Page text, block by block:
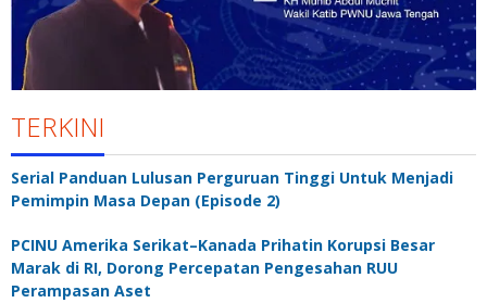
TERKINI
Serial Panduan Lulusan Perguruan Tinggi Untuk Menjadi
Pemimpin Masa Depan (Episode 2)
PCINU Amerika Serikat–Kanada Prihatin Korupsi Besar
Marak di RI, Dorong Percepatan Pengesahan RUU
Perampasan Aset